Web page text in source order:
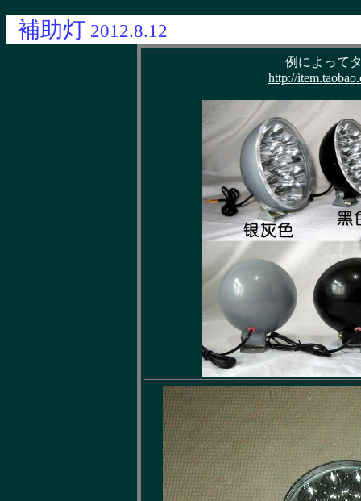
補助灯 2012.8.12
例によって
http://